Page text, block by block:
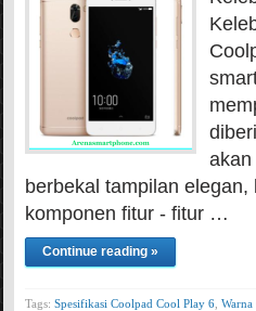
berbekal tampilan
komponen fitur - fitur …
Continue reading »
Tags: Spesifikasi Coolpad Cool Play 6,